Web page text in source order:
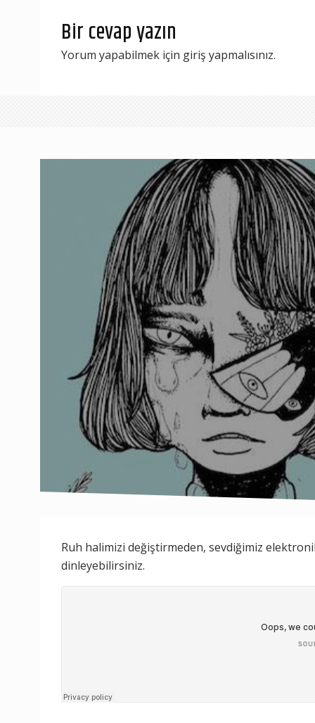
Bir cevap yazın
Yorum yapabilmek için giriş yapmalısınız.
Ruh halimizi değiştirmeden, sevdiğimiz
dinleyebilirsiniz.